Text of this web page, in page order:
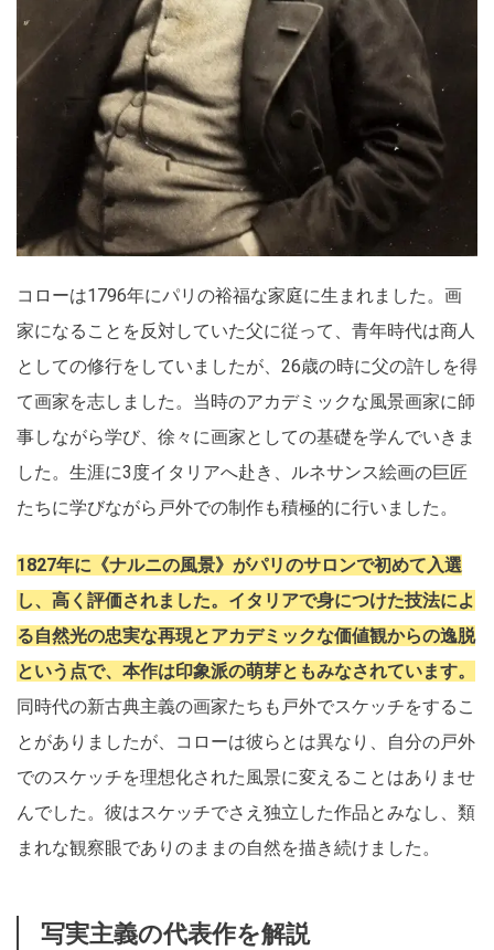
コローは1796年にパリの裕福な家庭に生まれました。画
家になることを反対していた父に従って、青年時代は商人
としての修行をしていましたが、26歳の時に父の許しを得
て画家を志しました。当時のアカデミックな風景画家に師
事しながら学び、徐々に画家としての基礎を学んでいきま
した。生涯に3度イタリアへ赴き、ルネサンス絵画の巨匠
たちに学びながら戸外での制作も積極的に行いました。
1827年に《ナルニの風景》がパリのサロンで初めて入選
し、高く評価されました。イタリアで身につけた技法によ
る自然光の忠実な再現とアカデミックな価値観からの逸脱
という点で、本作は印象派の萌芽ともみなされています。
同時代の新古典主義の画家たちも戸外でスケッチをするこ
とがありましたが、コローは彼らとは異なり、自分の戸外
でのスケッチを理想化された風景に変えることはありませ
んでした。彼はスケッチでさえ独立した作品とみなし、類
まれな観察眼でありのままの自然を描き続けました。
写実主義の代表作を解説